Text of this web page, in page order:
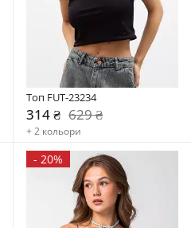
Топ FUT-23234
314 ₴ 629 ₴
+ 2 кольори
- 20%